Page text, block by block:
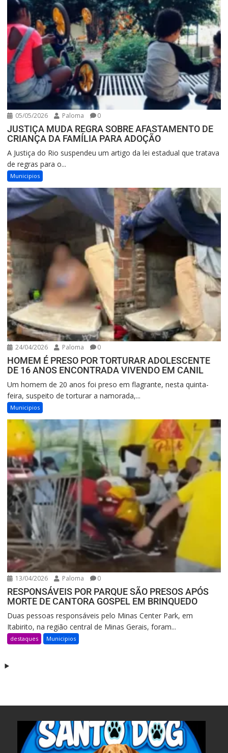
05/05/2026 Paloma 0
JUSTIÇA MUDA REGRA SOBRE AFASTAMENTO DE
CRIANÇA DA FAMÍLIA PARA ADOÇÃO
A Justiça do Rio suspendeu um artigo da lei estadual que tratava
de regras para o...
Municipios
24/04/2026 Paloma 0
HOMEM É PRESO POR TORTURAR ADOLESCENTE
DE 16 ANOS ENCONTRADA VIVENDO EM CANIL
Um homem de 20 anos foi preso em flagrante, nesta quinta-
feira, suspeito de torturar a namorada,...
Municipios
13/04/2026 Paloma 0
RESPONSÁVEIS POR PARQUE SÃO PRESOS APÓS
MORTE DE CANTORA GOSPEL EM BRINQUEDO
Duas pessoas responsáveis pelo Minas Center Park, em
Itabirito, na região central de Minas Gerais, foram...
destaques Municipios